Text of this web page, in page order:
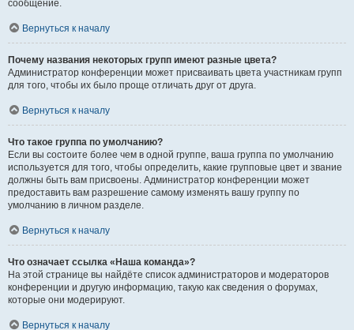
сообщение.
Вернуться к началу
Почему названия некоторых групп имеют разные цвета?
Администратор конференции может присваивать цвета участникам групп
для того, чтобы их было проще отличать друг от друга.
Вернуться к началу
Что такое группа по умолчанию?
Если вы состоите более чем в одной группе, ваша группа по умолчанию
используется для того, чтобы определить, какие групповые цвет и звание
должны быть вам присвоены. Администратор конференции может
предоставить вам разрешение самому изменять вашу группу по
умолчанию в личном разделе.
Вернуться к началу
Что означает ссылка «Наша команда»?
На этой странице вы найдёте список администраторов и модераторов
конференции и другую информацию, такую как сведения о форумах,
которые они модерируют.
Вернуться к началу